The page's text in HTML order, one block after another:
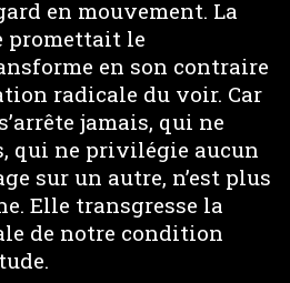
en mouvement. La
promettait le
en son contraire
radicale du voir. Car
jamais, qui ne
qui ne privilégie aucun
sur un autre, n’est plus
Elle transgresse la
de notre condition